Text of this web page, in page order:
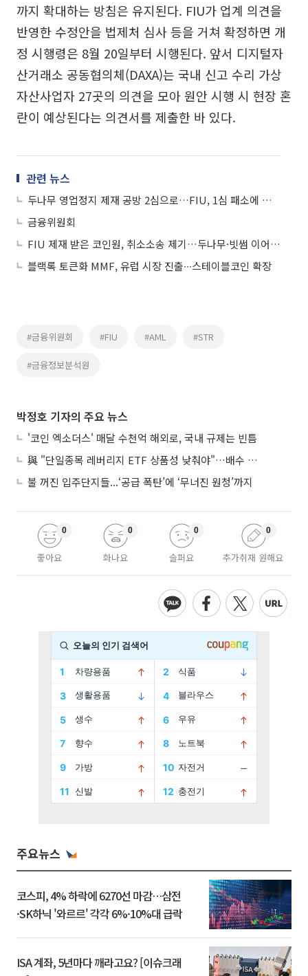
까지 확대하는 방침은 유지된다. FIU가 업계 의견을
반영한 수정안을 법제처 심사 등을 거쳐 확정하면 개
정 시행령은 8월 20일부터 시행된다. 앞서 디지털자
산거래소 공동협의체(DAXA)는 국내 신고 수리 가상
자산사업자 27곳의 의견을 모아 원안 시행 시 현장 혼
란이 예상된다는 의견서를 제출한 바 있다.
관련 뉴스
두나무 영업정지 제재 공방 2심으로…FIU, 1심 패소에 항소
금융위원회
FIU 제재 받은 코인원, 취소소송 제기…두나무·빗썸 이어 소송전
블랙록 토큰화 MMF, 유럽 시장 진출∙∙∙스테이블코인 확장
#금융위원회 #FIU #AML #STR
#금융정보분석원
박정호 기자의 주요 뉴스
'코인 엑소더스' 매달 수천억 해외로, 국내 규제는 빈틈
與 "단일종목 레버리지 ETF 상품성 낮춰야"…배수 조정안도 거론
불 꺼진 입주단지들...‘공급 폭탄’에 ‘무너진 원청’까지
좋아요
0
화나요
0
슬퍼요
0
추가취재 원해요
0
주요뉴스
코스피, 4% 하락에 6270선 마감…삼전
·SK하닉 '와르르' 각각 6%·10%대 급락
ISA 계좌, 5년마다 깨라고요? [이슈크래